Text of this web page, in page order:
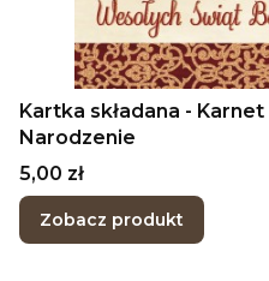
Kartka składana -
Narodzenie
Cena
5,00 zł
Zobacz produkt